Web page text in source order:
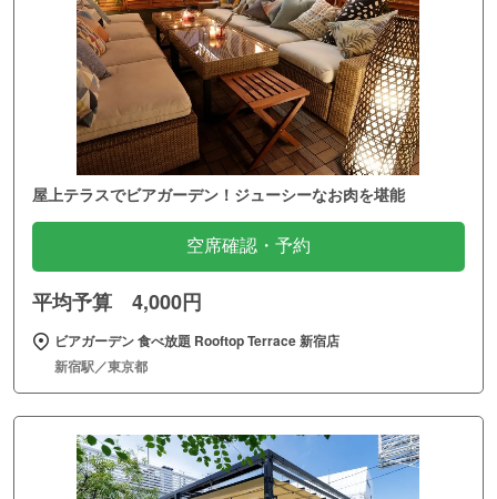
屋上テラスでビアガーデン！ジューシーなお肉を堪能
空席確認・予約
平均予算 4,000円
ビアガーデン 食べ放題 Rooftop Terrace 新宿店
新宿駅／東京都